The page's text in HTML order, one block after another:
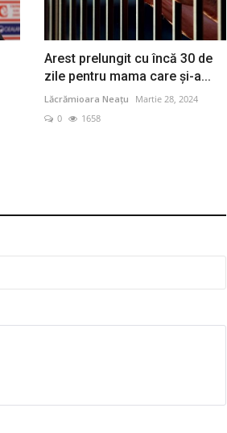
Arest prelungit cu încă 30 de
zile pentru mama care şi-a...
Lăcrămioara Neațu
Martie 28, 2024
0
1658